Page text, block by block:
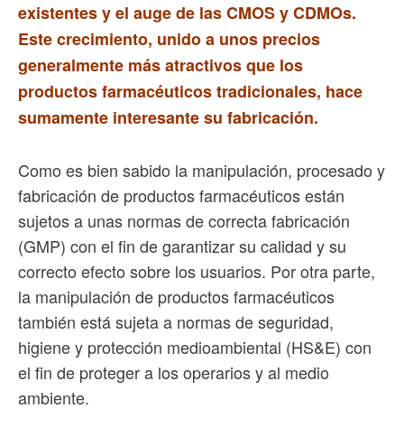
existentes y el auge de las CMOS y CDMOs.
Este crecimiento, unido a unos precios
generalmente más atractivos que los
productos farmacéuticos tradicionales, hace
sumamente interesante su fabricación.
Como es bien sabido la manipulación, procesado y
fabricación de productos farmacéuticos están
sujetos a unas normas de correcta fabricación
(GMP) con el fin de garantizar su calidad y su
correcto efecto sobre los usuarios. Por otra parte,
la manipulación de productos farmacéuticos
también está sujeta a normas de seguridad,
higiene y protección medioambiental (HS&E) con
el fin de proteger a los operarios y al medio
ambiente.